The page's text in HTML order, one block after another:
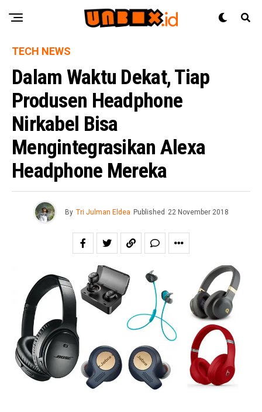
TECH NEWS
Dalam Waktu Dekat, Tiap
Produsen Headphone
Nirkabel Bisa
Mengintegrasikan Alexa
Headphone Mereka
By Tri Julman Eldea Published 22 November 2018